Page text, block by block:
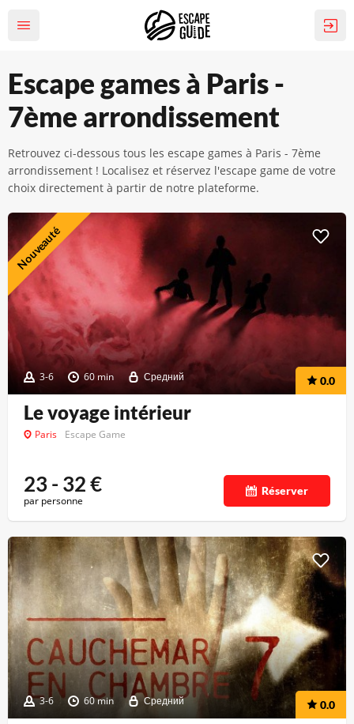
Escape games à Paris -
7ème arrondissement
Retrouvez ci-dessous tous les escape games à Paris - 7ème
arrondissement ! Localisez et réservez l'escape game de votre
choix directement à partir de notre plateforme.
3-6 60 min Средний 0.0
Nouveauté
Le voyage intérieur
Paris Escape Game
23 - 32€
par personne
Réserver
3-6 60 min Средний 0.0